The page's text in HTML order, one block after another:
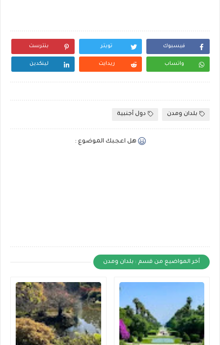
فيسبوك تويتر بنترست
واتساب ريدايت لينكدين
بلدان ومدن دول أجنبية
هل اعجبك الموضوع :
أخر المواضيع من قسم : بلدان ومدن